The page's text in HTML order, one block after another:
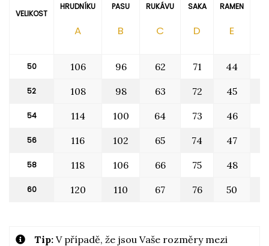
VELIKOST
HRUDNÍKU
A
PASU
B
RUKÁVU
C
SAKA
D
RAMEN
E
50 106 96 62 71 44
52 108 98 63 72 45
54 114 100 64 73 46
56 116 102 65 74 47
58 118 106 66 75 48
60 120 110 67 76 50
Tip: V případě, že jsou Vaše rozměry mezi